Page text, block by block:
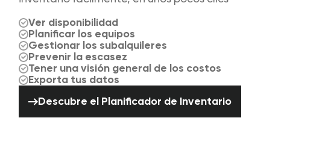
Ver disponibilidad
Planificar los equipos
Gestionar los subalquileres
Prevenir la escasez
Tener una visión general de los costos
Exporta tus datos
Descubre el Planificador de Inventario